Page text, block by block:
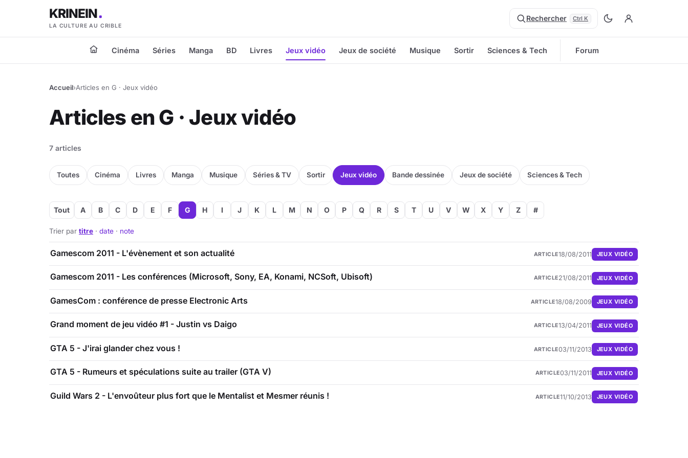
KRINEIN
LA CULTURE AU CRIBLE
Rechercher Ctrl K
Cinéma Séries Manga BD Livres Jeux vidéo Jeux de société Musique Sortir Sciences & Tech Forum
Accueil›Articles en G · Jeux vidéo
Articles en G · Jeux vidéo
7 articles
Toutes Cinéma Livres Manga Musique Séries & TV Sortir Jeux vidéo Bande dessinée Jeux de société Sciences & Tech
Tout A B C D E F G H I J K L M N O P Q R S T U V W X Y Z #
Trier par titre · date · note
Gamescom 2011 - L'évènement et son actualité ARTICLE18/08/2011 JEUX VIDÉO
Gamescom 2011 - Les conférences (Microsoft, Sony, EA, Konami, NCSoft, Ubisoft) ARTICLE21/08/2011 JEUX VIDÉO
GamesCom : conférence de presse Electronic Arts ARTICLE18/08/2009 JEUX VIDÉO
Grand moment de jeu vidéo #1 - Justin vs Daigo ARTICLE13/04/2011 JEUX VIDÉO
GTA 5 - J'irai glander chez vous ! ARTICLE03/11/2013 JEUX VIDÉO
GTA 5 - Rumeurs et spéculations suite au trailer (GTA V) ARTICLE03/11/2011 JEUX VIDÉO
Guild Wars 2 - L'envoûteur plus fort que le Mentalist et Mesmer réunis ! ARTICLE11/10/2013 JEUX VIDÉO